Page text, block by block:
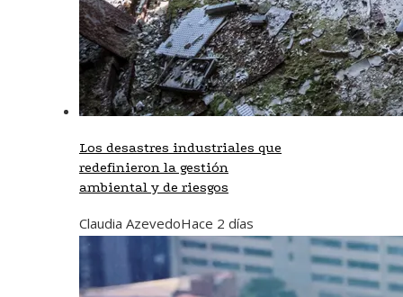
Los desastres industriales que
redefinieron la gestión
ambiental y de riesgos
Claudia AzevedoHace 2 días